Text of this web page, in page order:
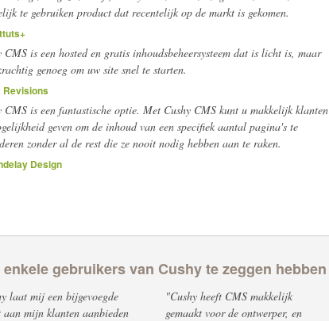
te gebruiken product dat recentelijk op de markt is gekomen.
CMS is een hosted en gratis inhoudsbeheersysteem dat is licht is, maar
genoeg om uw site snel te starten.
Revisions
CMS is een fantastische optie. Met Cushy CMS kunt u makkelijk klanten
geven om de inhoud van een specifiek aantal pagina's te
zonder al de rest die ze nooit nodig hebben aan te raken.
Design
enkele gebruikers van Cushy te zeggen hebben
laat mij een bijgevoegde
aan mijn klanten aanbieden
"Cushy heeft CMS makkelijk
gemaakt voor de ontwerper, en